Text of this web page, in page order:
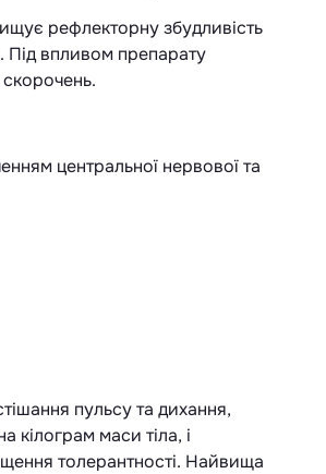
рефлекторну збудливість
впливом препарату
центральної нервової та
пульсу та дихання,
кілограм маси тіла, і
толерантності. Найвища